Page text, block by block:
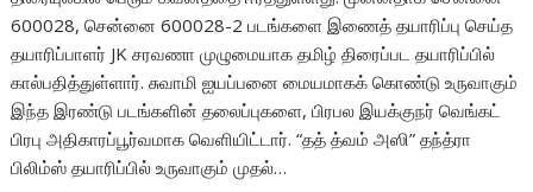
600028, சென்னை 600028-2 படங்களை இணைத் தயாரிப்பு செய்த
தயாரிப்பாளர் JK சரவணா முழுமையாக தமிழ் திரைப்பட தயாரிப்பில்
கால்பதித்துள்ளார். சுவாமி ஐயப்பனை மையமாகக் கொண்டு உருவாகும்
இந்த இரண்டு படங்களின் தலைப்புகளை, பிரபல இயக்குநர் வெங்கட்
பிரபு அதிகாரப்பூர்வமாக வெளியிட்டார். “தத் த்வம் அஸி” தந்த்ரா
பிலிம்ஸ் தயாரிப்பில் உருவாகும் முதல்…